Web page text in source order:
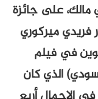
على جائزة
ميركوري
في فيلم
الذي كان